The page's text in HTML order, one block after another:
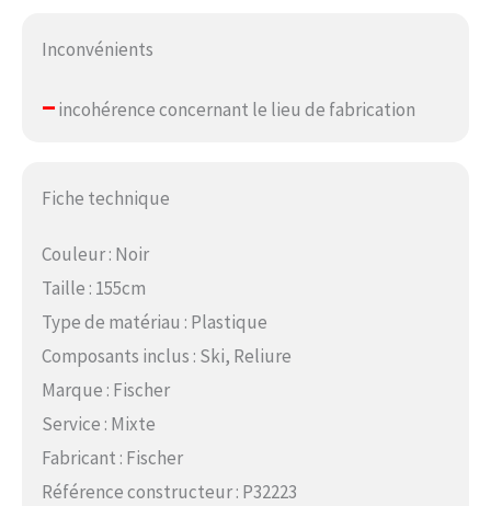
Inconvénients
–incohérence concernant le lieu de fabrication
Fiche technique
Couleur : Noir
Taille : 155cm
Type de matériau : Plastique
Composants inclus : Ski, Reliure
Marque : Fischer
Service : Mixte
Fabricant : Fischer
Référence constructeur : P32223